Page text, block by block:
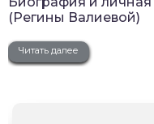
(Регины Валиевой)
Читать далее